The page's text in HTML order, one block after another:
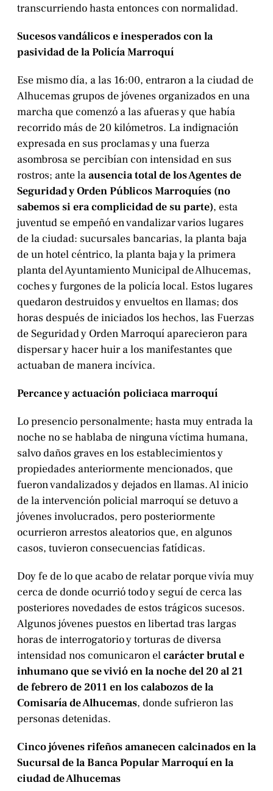
transcurriendo hasta entonces con normalidad.
Sucesos vandálicos e inesperados con la
pasividad de la Policía Marroquí
Ese mismo día, a las 16:00, entraron a la ciudad de
Alhucemas grupos de jóvenes organizados en una
marcha que comenzó a las afueras y que había
recorrido más de 20 kilómetros. La indignación
expresada en sus proclamas y una fuerza
asombrosa se percibían con intensidad en sus
rostros; ante laausencia total de los Agentes de
Seguridad y Orden Públicos Marroquíes (no
sabemos si era complicidad de su parte), esta
juventud se empeñó en vandalizar varios lugares
de la ciudad: sucursales bancarias, la planta baja
de un hotel céntrico, la planta baja y la primera
planta del Ayuntamiento Municipal de Alhucemas,
coches y furgones de la policía local. Estos lugares
quedaron destruidos y envueltos en llamas; dos
horas después de iniciados los hechos, las Fuerzas
de Seguridad y Orden Marroquí aparecieron para
dispersar y hacer huir a los manifestantes que
actuaban de manera incívica.
Percance y actuación policiaca marroquí
Lo presencio personalmente; hasta muy entrada la
noche no se hablaba de ninguna víctima humana,
salvo daños graves en los establecimientos y
propiedades anteriormente mencionados, que
fueron vandalizados y dejados en llamas. Al inicio
de la intervención policial marroquí se detuvo a
jóvenes involucrados, pero posteriormente
ocurrieron arrestos aleatorios que, en algunos
casos, tuvieron consecuencias fatídicas.
Doy fe de lo que acabo de relatar porque vivía muy
cerca de donde ocurrió todo y seguí de cerca las
posteriores novedades de estos trágicos sucesos.
Algunos jóvenes puestos en libertad tras largas
horas de interrogatorio y torturas de diversa
intensidad nos comunicaron elcarácter brutal e
inhumano que se vivió en la noche del 20 al 21
de febrero de 2011 en los calabozos de la
Comisaría de Alhucemas, donde sufrieron las
personas detenidas.
Cinco jóvenes rifeños amanecen calcinados en la
Sucursal de la Banca Popular Marroquí en la
ciudad de Alhucemas